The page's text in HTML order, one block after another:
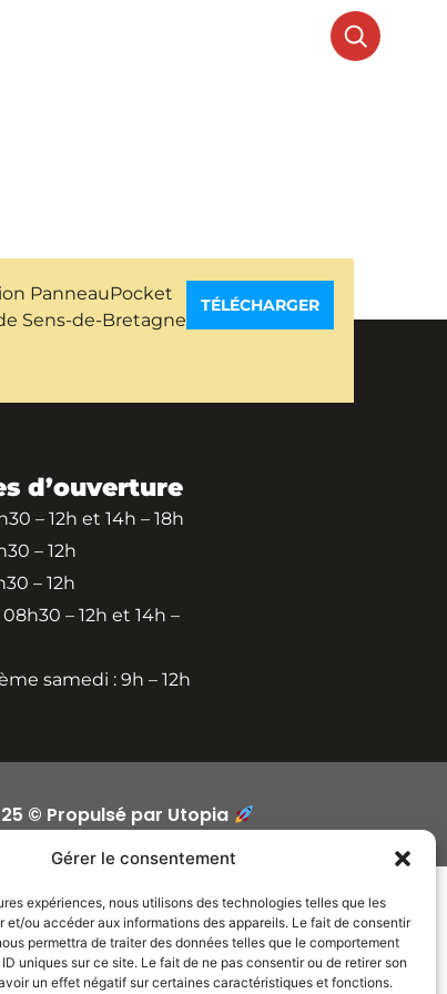
Gérer le consentement
expériences, nous utilisons des technologies telles que les
et/ou accéder aux informations des appareils. Le fait de consentir
permettra de traiter des données telles que le comportement
uniques sur ce site. Le fait de ne pas consentir ou de retirer son
un effet négatif sur certaines caractéristiques et fonctions.
PanneauPocket
Sens-de-Bretagne
TÉLÉCHARGER
d’ouverture
– 12h et 14h – 18h
– 12h
– 12h
– 12h et 14h –
samedi : 9h – 12h
© Propulsé par Utopia